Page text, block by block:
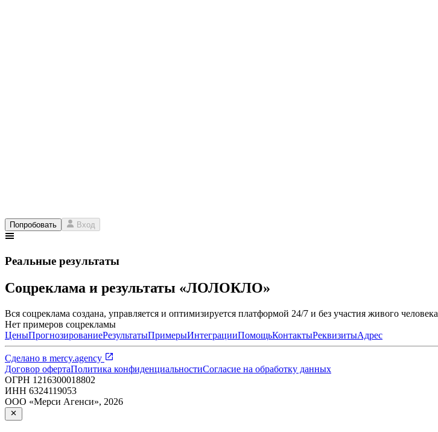
Попробовать Вход
Реальные результаты
Соцреклама и результаты «ЛОЛОКЛО»
Вся соцреклама создана, управляется и оптимизируется платформой 24/7 и без участия живого человека
Нет примеров соцрекламы
ЦеныПрогнозированиеРезультатыПримерыИнтеграцииПомощьКонтактыРеквизитыАдрес
Сделано в mercy.agency
Договор офертаПолитика конфиденциальностиСогласие на обработку данных
ОГРН 1216300018802
ИНН 6324119053
ООО «Мерси Агенси», 2026